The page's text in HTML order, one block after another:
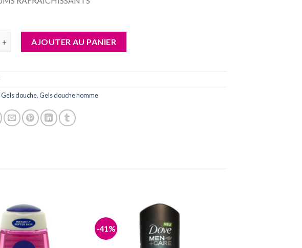
AXE Gel douche DARK TEMPTATION pack(6x400ml)
AJOUTER AU PANIER
Gels douche,Gels douche homme
-41%